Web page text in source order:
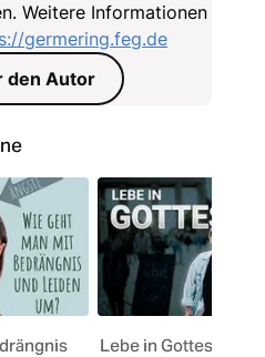
Weitere Informationen
germering.feg.de
den Autor
Lebe in Gottes Kraft